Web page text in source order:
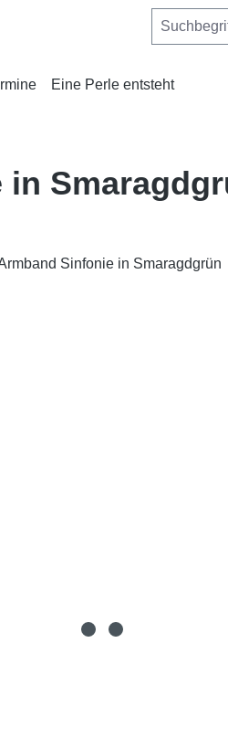
Eine Perle entsteht